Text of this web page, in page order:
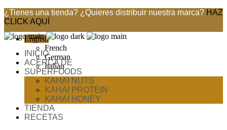
¿Tienes una tienda? ¿Quieres distribuir nuestra marca? HAZ
CLICK AQUÍ
English
French
German
Italian
INICIO
ACERCA DE
SUPERFOODS
KAHAI NUTS
KAHAI PROTEIN
KAHAI HONEY
TIENDA
RECETAS